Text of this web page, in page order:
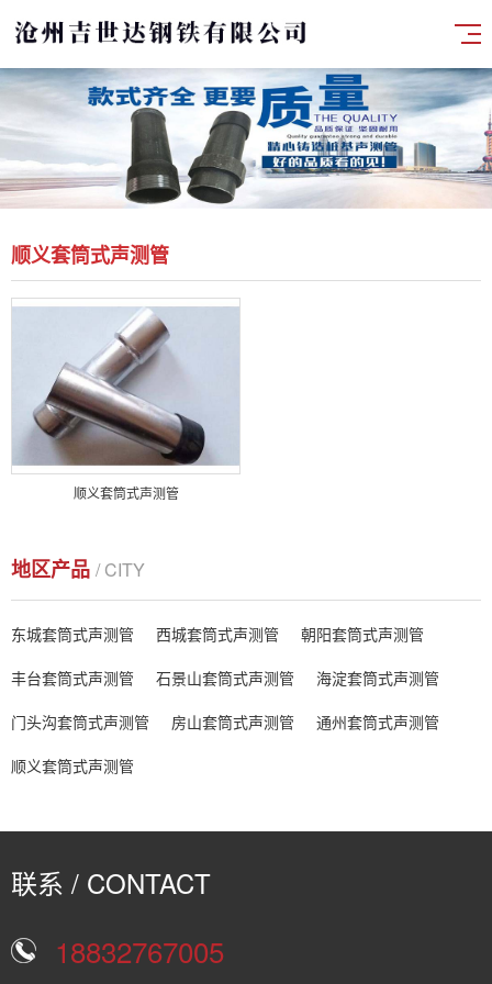
顺义套筒式声测管
顺义套筒式声测管
地区产品 / CITY
东城套筒式声测管 西城套筒式声测管
朝阳套筒式声测管
丰台套筒式声测管
石景山套筒式声测管
海淀套筒式声测管
门头沟套筒式声测管
房山套筒式声测管
通州套筒式声测管
顺义套筒式声测管
联系 / CONTACT
18832767005